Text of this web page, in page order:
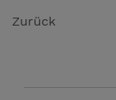
Zurück